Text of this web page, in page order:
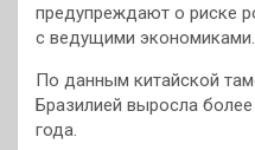
предупреждают о риске
с ведущими экономиками.
По данным китайской
Бразилией выросла
года.